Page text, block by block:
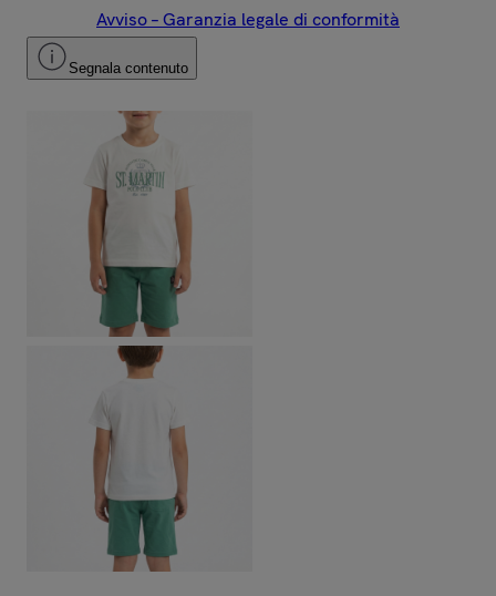
Avviso – Garanzia legale di conformità
Segnala contenuto